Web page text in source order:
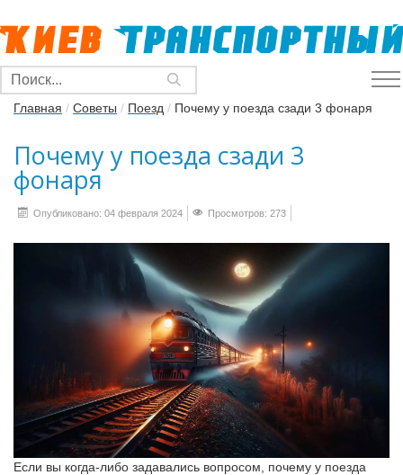
Главная / Советы / Поезд / Почему у поезда сзади 3 фонаря
Почему у поезда сзади 3
фонаря
Опубликовано: 04 февраля 2024 Просмотров: 273
Если вы когда-либо задавались вопросом, почему у поезда